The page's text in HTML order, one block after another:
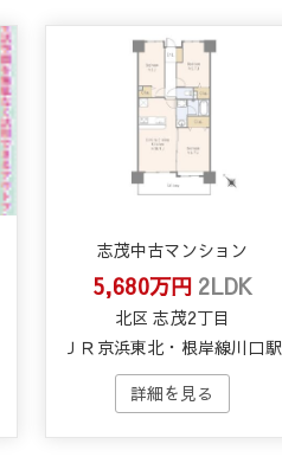
志茂中古マンション
5,680万円 2LDK
北区 志茂2丁目
ＪＲ京浜東北・根岸線川口駅